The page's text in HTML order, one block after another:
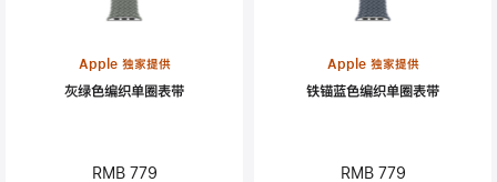
Apple 独家提供
灰绿色编织单圈表带
RMB 779
Apple 独家提供
铁锚蓝色编织单圈表带
RMB 779